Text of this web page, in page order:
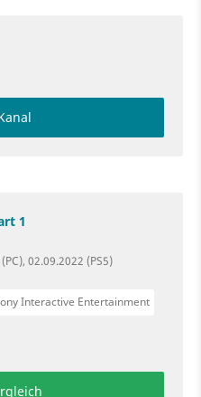
1
02.09.2022 (PS5)
Interactive Entertainment